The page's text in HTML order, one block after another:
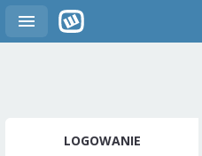
LOGOWANIE